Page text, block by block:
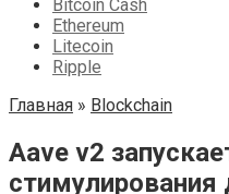
Bitcoin Cash
Ethereum
Litecoin
Ripple
Главная » Blockchain
Aave v2